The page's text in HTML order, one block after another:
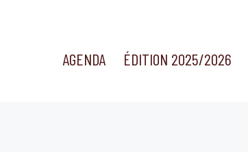
AGENDA ÉDITION 2025/2026